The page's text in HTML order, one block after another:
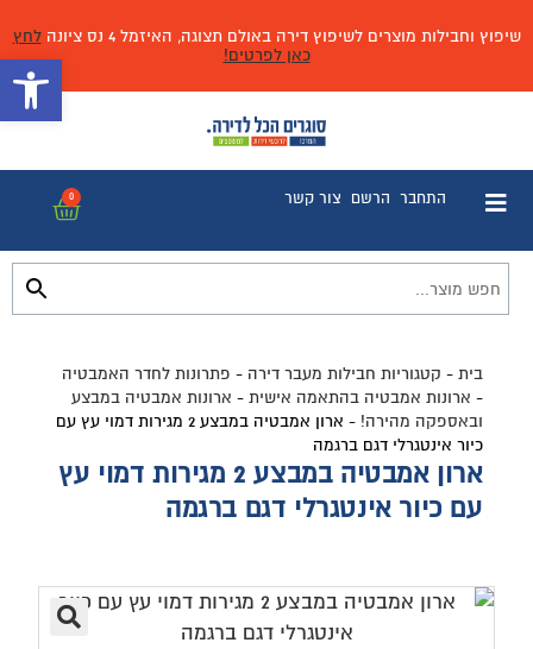
שיפוץ וחבילות מוצרים לשיפוץ דירה באולם תצוגה, האיזמל 4 נס ציונה
לחץ
כאן לפרטים!
התחבר הרשם צור קשר 0
בית - קטגוריות חבילות מעבר דירה - פתרונות לחדר האמבטיה
- ארונות אמבטיה בהתאמה אישית - ארונות אמבטיה במבצע
ובאספקה מהירה! -
ארון אמבטיה במבצע 2 מגירות דמוי עץ עם
כיור אינטגרלי דגם ברגמה
ארון אמבטיה במבצע 2 מגירות דמוי עץ
עם כיור אינטגרלי דגם ברגמה